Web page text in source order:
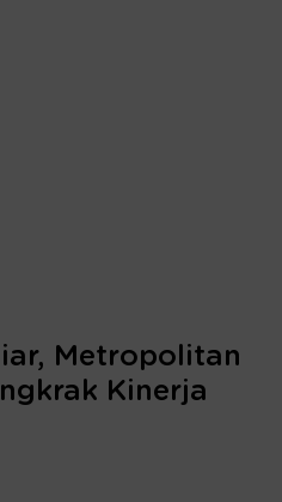
Metropolitan
Kinerja